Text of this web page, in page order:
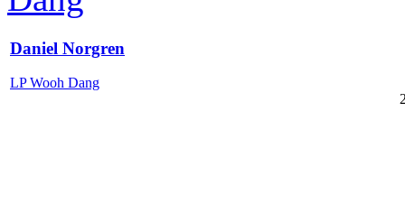
Daniel Norgren
LP Wooh Dang